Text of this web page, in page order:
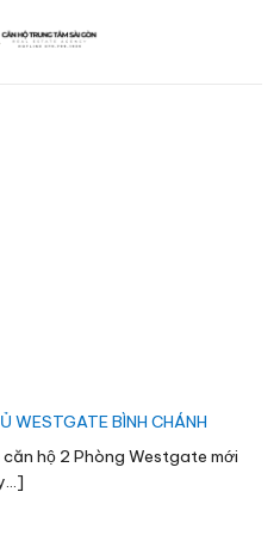
WESTGATE BÌNH CHÁNH
hộ 2 Phòng Westgate mới